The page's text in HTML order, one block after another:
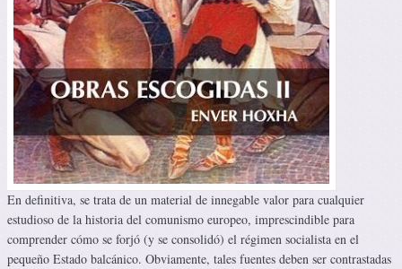
En definitiva, se trata de un material de innegable valor para cualquier
estudioso de la historia del comunismo europeo, imprescindible para
comprender cómo se forjó (y se consolidó) el régimen socialista en el
pequeño Estado balcánico. Obviamente, tales fuentes deben ser contrastadas